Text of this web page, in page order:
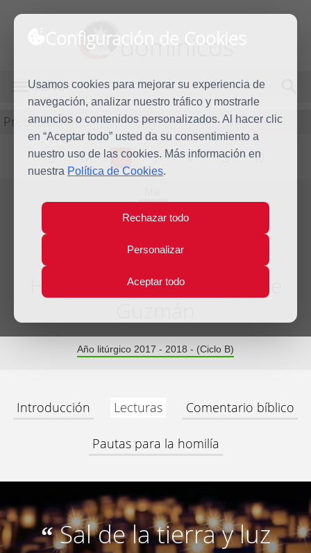
Configuración de Cookies
Usamos cookies para mejorar su experiencia de
navegación, analizar nuestro tráfico y mostrarle
anuncios o contenidos personalizados. Al hacer clic
en “Aceptar todo” usted da su consentimiento a
nuestro uso de las cookies. Más información en
nuestra Política de Cookies.
Rechazar todo
Personalizar
Aceptar todo
dominicos
MENÚ
Predicación
L M X J V S D
8
Ago
Homilía Santo Domingo de
Año litúrgico 2017 - 2018 - (Ciclo B)
Introducción Lecturas Comentario bíblico
Pautas para la homilía
“Sal de la tierra y luz